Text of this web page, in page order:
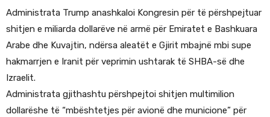
Administrata Trump anashkaloi Kongresin për të përshpejtuar
shitjen e miliarda dollarëve në armë për Emiratet e Bashkuara
Arabe dhe Kuvajtin, ndërsa aleatët e Gjirit mbajnë mbi supe
hakmarrjen e Iranit për veprimin ushtarak të SHBA-së dhe
Izraelit.
Administrata gjithashtu përshpejtoi shitjen multimilion
dollarëshe të “mbështetjes për avionë dhe municione” për